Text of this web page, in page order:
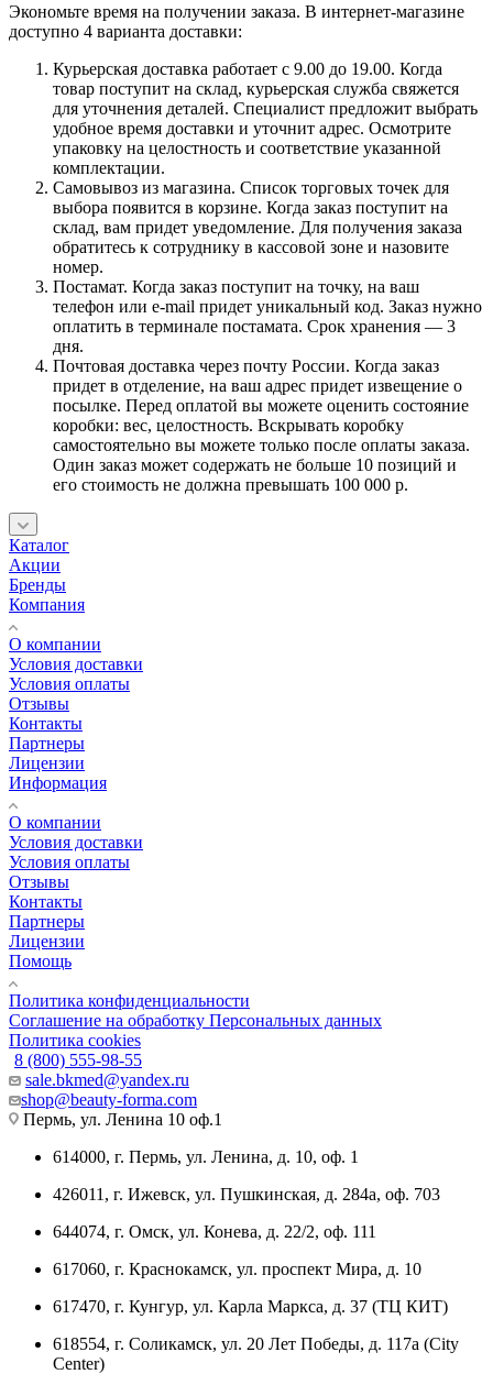
Экономьте время на получении заказа. В интернет-магазине
доступно 4 варианта доставки:
Курьерская доставка работает с 9.00 до 19.00. Когда
товар поступит на склад, курьерская служба свяжется
для уточнения деталей. Специалист предложит выбрать
удобное время доставки и уточнит адрес. Осмотрите
упаковку на целостность и соответствие указанной
комплектации.
Самовывоз из магазина. Список торговых точек для
выбора появится в корзине. Когда заказ поступит на
склад, вам придет уведомление. Для получения заказа
обратитесь к сотруднику в кассовой зоне и назовите
номер.
Постамат. Когда заказ поступит на точку, на ваш
телефон или e-mail придет уникальный код. Заказ нужно
оплатить в терминале постамата. Срок хранения — 3
дня.
Почтовая доставка через почту России. Когда заказ
придет в отделение, на ваш адрес придет извещение о
посылке. Перед оплатой вы можете оценить состояние
коробки: вес, целостность. Вскрывать коробку
самостоятельно вы можете только после оплаты заказа.
Один заказ может содержать не больше 10 позиций и
его стоимость не должна превышать 100 000 р.
Каталог
Акции
Бренды
Компания
О компании
Условия доставки
Условия оплаты
Отзывы
Контакты
Партнеры
Лицензии
Информация
О компании
Условия доставки
Условия оплаты
Отзывы
Контакты
Партнеры
Лицензии
Помощь
Политика конфиденциальности
Соглашение на обработку Персональных данных
Политика cookies
8 (800) 555-98-55
sale.bkmed@yandex.ru
shop@beauty-forma.com
Пермь, ул. Ленина 10 оф.1
614000, г. Пермь, ул. Ленина, д. 10, оф. 1
426011, г. Ижевск, ул. Пушкинская, д. 284а, оф. 703
644074, г. Омск, ул. Конева, д. 22/2, оф. 111
617060, г. Краснокамск, ул. проспект Мира, д. 10
617470, г. Кунгур, ул. Карла Маркса, д. 37 (ТЦ КИТ)
618554, г. Соликамск, ул. 20 Лет Победы, д. 117а (City
Center)